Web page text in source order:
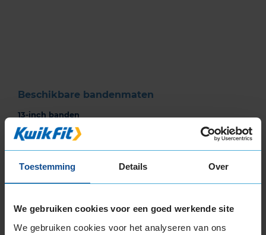
Toestemming Details Over
We gebruiken cookies voor een goed werkende site
We gebruiken cookies voor het analyseren van ons
Beschikbare bandenmaten
13-inch banden
155/70R13 75T
16-inch banden
195/60R16 93H EXTRALOAD
205/55R16 91H RUNFLAT